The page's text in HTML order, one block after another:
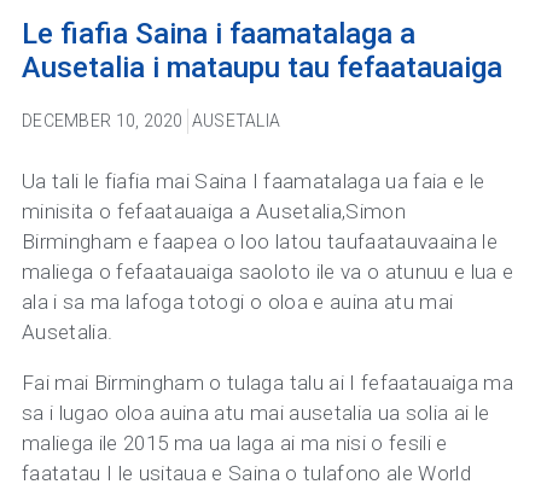
Le fiafia Saina i faamatalaga a
Ausetalia i mataupu tau fefaatauaiga
DECEMBER 10, 2020 AUSETALIA
Ua tali le fiafia mai Saina I faamatalaga ua faia e le
minisita o fefaatauaiga a Ausetalia,Simon
Birmingham e faapea o loo latou taufaatauvaaina le
maliega o fefaatauaiga saoloto ile va o atunuu e lua e
ala i sa ma lafoga totogi o oloa e auina atu mai
Ausetalia.
Fai mai Birmingham o tulaga talu ai I fefaatauaiga ma
sa i lugao oloa auina atu mai ausetalia ua solia ai le
maliega ile 2015 ma ua laga ai ma nisi o fesili e
faatatau I le usitaua e Saina o tulafono ale World